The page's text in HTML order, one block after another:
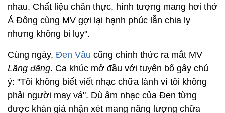
nhau. Chất liệu chân thực, hình tượng mang hơi thở
Á Đông cùng MV gợi lại hạnh phúc lẫn chia ly
nhưng không bi lụy".
Cùng ngày, Đen Vâu cũng chính thức ra mắt MV
Lãng đãng. Ca khúc mở đầu với tuyên bố gây chú
ý: "Tôi không biết viết nhạc chữa lành vì tôi không
phải người may vá". Dù âm nhạc của Đen từng
được khán giả nhận xét mang năng lượng chữa